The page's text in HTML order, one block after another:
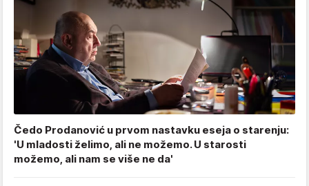
Čedo Prodanović u prvom nastavku eseja o starenju:
'U mladosti želimo, ali ne možemo. U starosti
možemo, ali nam se više ne da'